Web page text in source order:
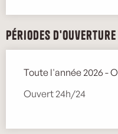
Périodes d'ouverture
Toute l'année 2026 -
Ouvert 24h/24